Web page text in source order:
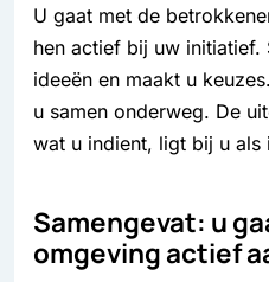
U gaat met de
hen actief bij uw initiatief.
ideeën en maakt u
u samen onderweg. De
wat u indient, ligt bij u als
Samengevat: u
omgeving actief